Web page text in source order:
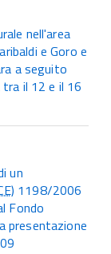
nell'area
e Goro e
a seguito
il 12 e il 16
un
) 1198/2006
Fondo
presentazione